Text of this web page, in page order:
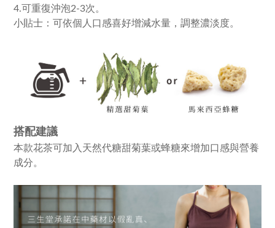
4.可重復沖泡2-3次。
小貼士：可依個人口感喜好增減水量，調整濃淡度。
搭配建議
本款花茶可加入天然代糖甜菊葉或蜂糖來增加口感與營養
成分。